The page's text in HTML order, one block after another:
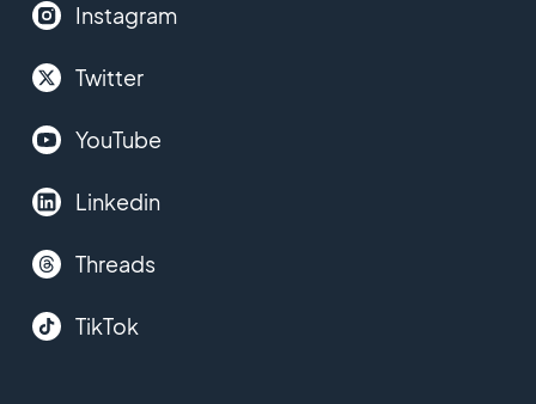
Instagram
Twitter
YouTube
Linkedin
Threads
TikTok